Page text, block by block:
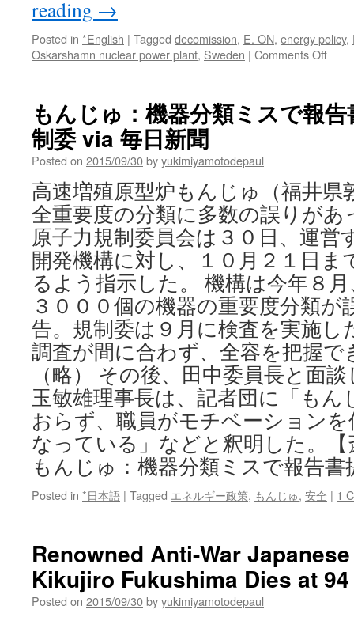
reading →
Posted in *English | Tagged decomission, E. ON, energy policy,
Oskarshamn nuclear power plant, Sweden | Comments Offon
to
via
もんじゅ：機器分類ミスで報
制委 via 毎日新聞
Posted on 2015/09/30byyukimiyamotodepaul
高速増殖原型炉もんじゅ（福井県
全重要度の分類に多数の誤りが
原子力規制委員会は３０日、運営
開発機構に対し、１０月２１日ま
るよう指示した。 機構は今年８
３０００個の機器の重要度分類
告。規制委は９月に検査を実施し
調査が間に合わず、全容を把握
（略） その後、田中委員長と面
玉敏雄理事長は、記者団に「も
おらず、職員がモチベーション
なっている」などと釈明した。【
もんじゅ：機器分類ミスで報告
Posted in *日本語 | Tagged エネルギー政策, もんじゅ, 安全 | 1
Renowned Anti-War
Kikujiro Fukushima Dies at
Posted on 2015/09/30byyukimiyamotodepaul